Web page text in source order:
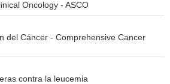
Oncology - ASCO
del Cáncer - Comprehensive Cancer
contra la leucemia